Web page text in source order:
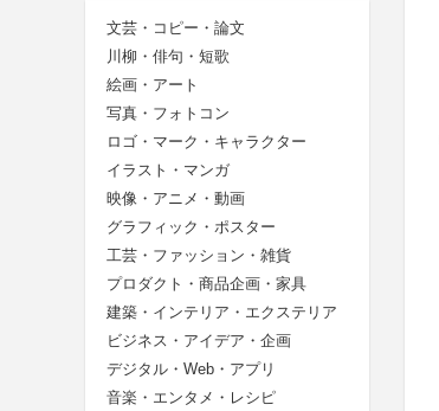
文芸・コピー・論文
川柳・俳句・短歌
絵画・アート
写真・フォトコン
ロゴ・マーク・キャラクター
イラスト・マンガ
映像・アニメ・動画
グラフィック・ポスター
工芸・ファッション・雑貨
プロダクト・商品企画・家具
建築・インテリア・エクステリア
ビジネス・アイデア・企画
デジタル・Web・アプリ
音楽・エンタメ・レシピ